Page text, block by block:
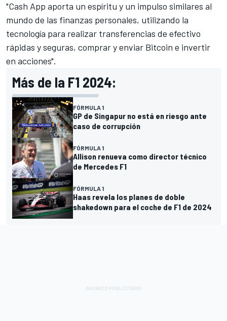
"Cash App aporta un espíritu y un impulso similares al
mundo de las finanzas personales, utilizando la
tecnología para realizar transferencias de efectivo
rápidas y seguras, comprar y enviar Bitcoin e invertir
en acciones".
Más de la F1 2024:
FÓRMULA 1
GP de Singapur no está en riesgo ante
caso de corrupción
FÓRMULA 1
Allison renueva como director técnico
de Mercedes F1
FÓRMULA 1
Haas revela los planes de doble
shakedown para el coche de F1 de 2024